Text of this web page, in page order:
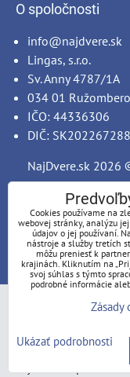
O spoločnosti
info@najdvere.sk
Lingas, s.r.o.
Sv. Anny 4787/1A
034 01
IČO: 44336306
DIČ:
NajDvere.sk 2026
Predvoľby súkromia
Vytvorené
Cookies používame na
webovej stránky, analýzu
údajov o jej používaní.
nástroje a služby tretích
môžu preniesť k
krajinách. Kliknutím na
svoj súhlas s týmto
podrobné informácie
Zásady
Ukázať podrobnosti